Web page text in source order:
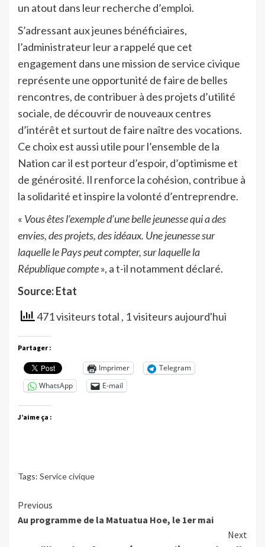
un atout dans leur recherche d’emploi.
S’adressant aux jeunes bénéficiaires,
l’administrateur leur a rappelé que cet
engagement dans une mission de service civique
représente une opportunité de faire de belles
rencontres, de contribuer à des projets d’utilité
sociale, de découvrir de nouveaux centres
d’intérêt et surtout de faire naître des vocations.
Ce choix est aussi utile pour l’ensemble de la
Nation car il est porteur d’espoir, d’optimisme et
de générosité. Il renforce la cohésion, contribue à
la solidarité et inspire la volonté d’entreprendre.
« Vous êtes l’exemple d’une belle jeunesse qui a des
envies, des projets, des idéaux. Une jeunesse sur
laquelle le Pays peut compter, sur laquelle la
République compte», a t-il notamment déclaré.
Source: Etat
471 visiteurs total , 1 visiteurs aujourd'hui
Partager :
Imprimer
Telegram
WhatsApp
E-mail
J’aime ça :
Tags: Service civique
Continue
Reading
Previous
Au programme de la Matuatua Hoe, le 1er mai
Next